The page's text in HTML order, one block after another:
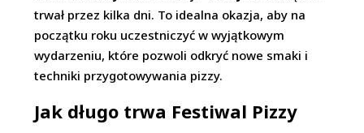
trwał przez kilka dni. To idealna okazja, aby na
początku roku uczestniczyć w wyjątkowym
wydarzeniu, które pozwoli odkryć nowe smaki i
techniki przygotowywania pizzy.
Jak długo trwa Festiwal Pizzy